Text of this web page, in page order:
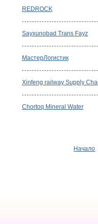
REDROCK
Sayxunobad Trans Fayz
МастерЛогистик
Xinfeng railway Supply
Chortoq Mineral Water
Начало